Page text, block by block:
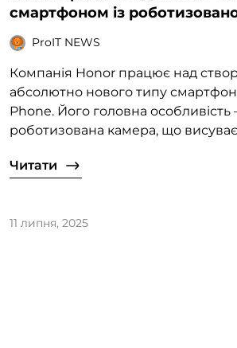
смартфоном із
ProIT NEWS
Компанія Honor працює над
абсолютно нового типу
Phone. Його головна особливість
роботизована камера, що
Читати
11 липня, 2025